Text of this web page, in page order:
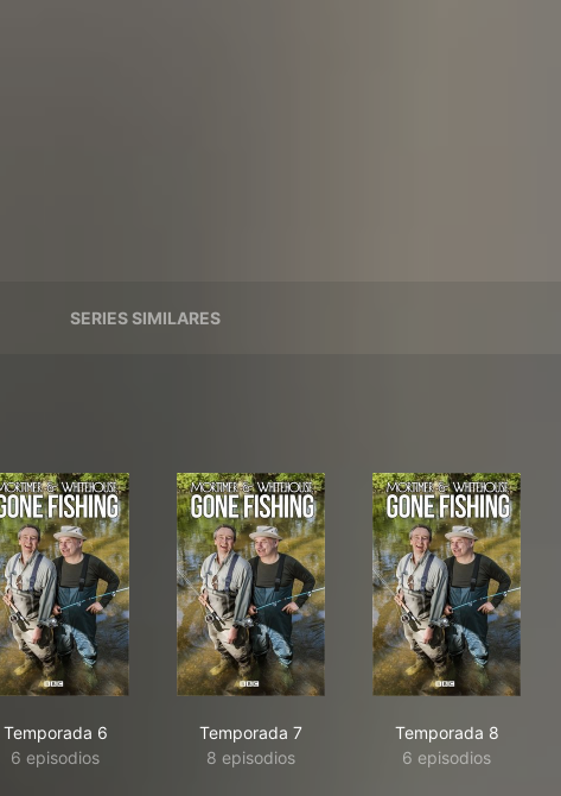
SERIES SIMILARES
Temporada 6
6 episodios
Temporada 7
8 episodios
Temporada 8
6 episodios